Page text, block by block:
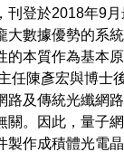
刊登於2018年9
大數據優勢的系
的本質作為基本
任陳彥宏與博士
路及傳統光纖網
關。因此，量子
製作成積體光電